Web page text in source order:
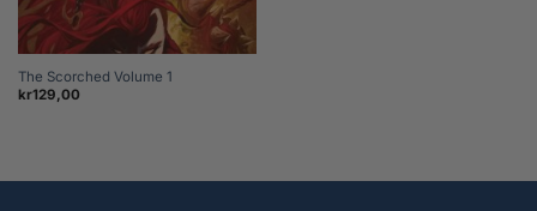
The Scorched Volume 1
kr129,00